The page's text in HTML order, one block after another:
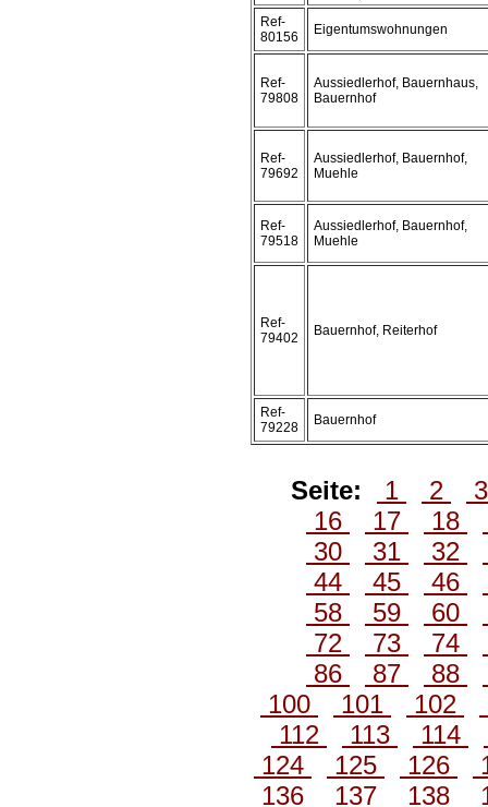
Ref-
80156
Eigentumswohnungen
Ref-
79808
Aussiedlerhof, Bauernhaus,
Bauernhof
Ref-
79692
Aussiedlerhof, Bauernhof,
Muehle
Ref-
79518
Aussiedlerhof, Bauernhof,
Muehle
Ref-
79402
Bauernhof, Reiterhof
Ref-
79228
Bauernhof
Seite: 1 2
16
17 18
30
31 32
44
45 46
58
59 60
72
73 74
86
87 88
100
101 102
112
113 114
124
125 126
136
137 138